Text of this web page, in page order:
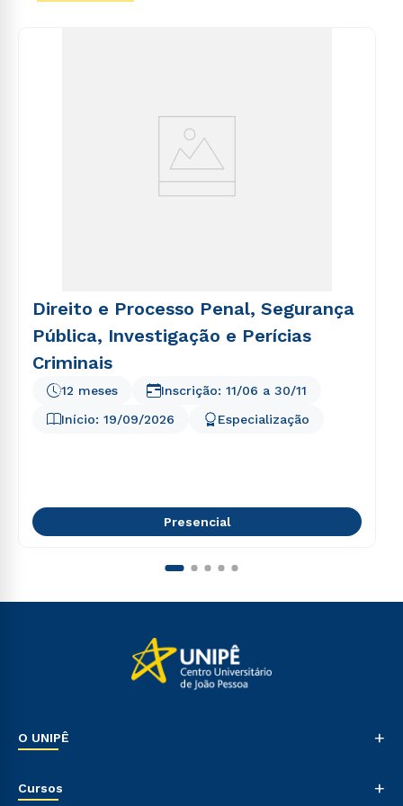
Direito e Processo Penal, Segurança
Pública, Investigação e Perícias
Criminais
Início: 19/09/2026
12 meses
Especialização
Inscrição: 11/06 a 30/11
Presencial
O UNIPÊ +
Sala de Imprensa
Cursos +